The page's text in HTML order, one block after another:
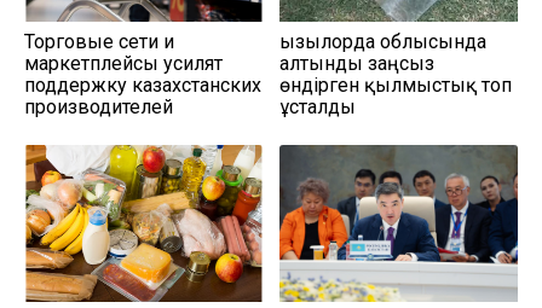
Торговые сети и
маркетплейсы усилят
поддержку казахстанских
производителей
Қызылорда облысында
алтынды заңсыз
өндірген қылмыстық топ
ұсталды